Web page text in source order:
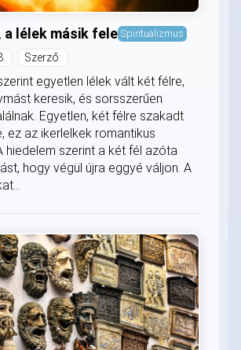
a lélek másik fele Spiritualizmus
Szerző:
egyetlen lélek vált két félre,
keresik, és sorsszerűen
Egyetlen, két félre szakadt
ez az ikerlelkek romantikus
hiedelem szerint a két fél azóta
hogy végül újra eggyé váljon. A